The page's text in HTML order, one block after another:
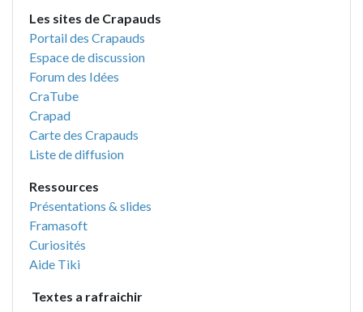
Les sites de Crapauds
Portail des Crapauds
Espace de discussion
Forum des Idées
CraTube
Crapad
Carte des Crapauds
Liste de diffusion
Ressources
Présentations & slides
Framasoft
Curiosités
Aide Tiki
Textes a rafraichir